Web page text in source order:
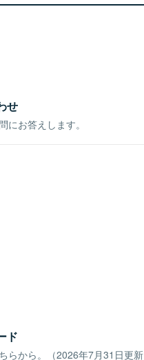
せ
にお答えします。
ド
らから。（2026年7月31日更新